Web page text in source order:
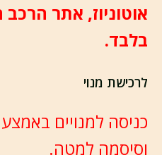
אוטוניוז, אתר
בלבד.
לרכישת מנוי
כניסה למנויים
וסיסמה למטה.